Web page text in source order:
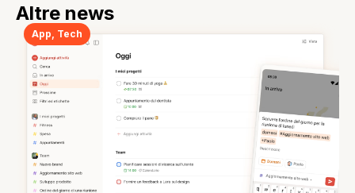
Altre news
App Tech